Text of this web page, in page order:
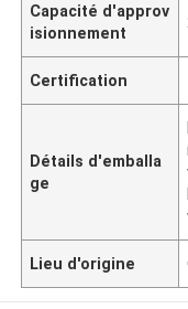
Capacité d'approv
isionnement
Certification
Détails d'emballa
ge
Lieu d'origine